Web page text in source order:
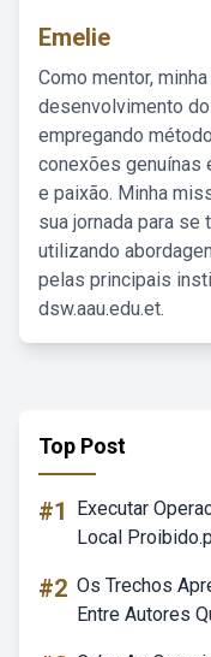
Emelie
Como mentor,
desenvolvimento
empregando
conexões genuínas
e paixão. Minha
sua jornada para se
utilizando
pelas principais
dsw.aau.edu.et.
Top Post
#1
Executar
Local
#2 Os Trechos
Entre Autores